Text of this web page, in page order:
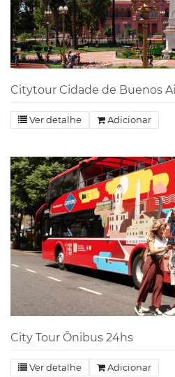
Citytour Cidade de Buenos
Ver detalhe Adicionar
City Tour Ônibus 24hs
Ver detalhe Adicionar